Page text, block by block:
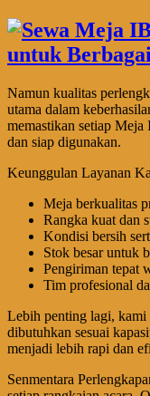
Namun kualitas
utama dalam
memastikan setiap
dan siap digunakan.
Keunggulan Layanan
Meja berkualitas
Rangka kuat dan
Kondisi bersih
Stok besar untuk
Pengiriman tepat
Tim profesional
Lebih penting lagi, kami
dibutuhkan sesuai
menjadi lebih rapi dan
Senmentara